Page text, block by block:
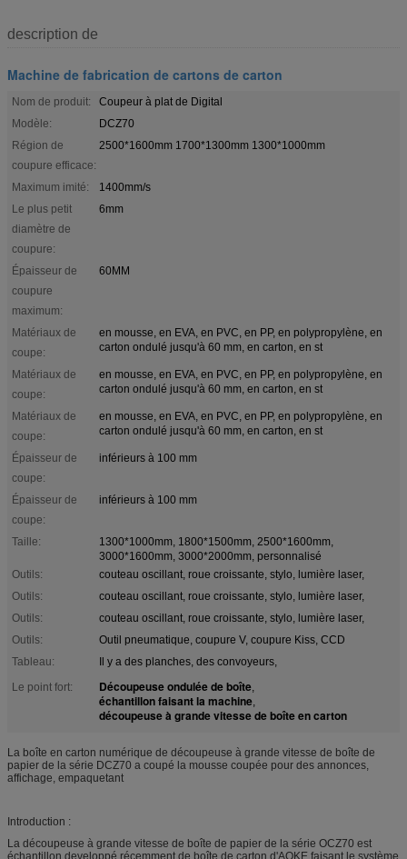
description de
Machine de fabrication de cartons de carton
Nom de produit:
Coupeur à plat de Digital
Modèle:
DCZ70
Région de
coupure efficace:
2500*1600mm 1700*1300mm 1300*1000mm
Maximum imité:
1400mm/s
Le plus petit
diamètre de
coupure:
6mm
Épaisseur de
coupure
maximum:
60MM
Matériaux de
coupe:
en mousse, en EVA, en PVC, en PP, en polypropylène, en
carton ondulé jusqu'à 60 mm, en carton, en st
Matériaux de
coupe:
en mousse, en EVA, en PVC, en PP, en polypropylène, en
carton ondulé jusqu'à 60 mm, en carton, en st
Matériaux de
coupe:
en mousse, en EVA, en PVC, en PP, en polypropylène, en
carton ondulé jusqu'à 60 mm, en carton, en st
Épaisseur de
coupe:
inférieurs à 100 mm
Épaisseur de
coupe:
inférieurs à 100 mm
Taille:
1300*1000mm, 1800*1500mm, 2500*1600mm,
3000*1600mm, 3000*2000mm, personnalisé
Outils:
couteau oscillant, roue croissante, stylo, lumière laser,
Outils:
couteau oscillant, roue croissante, stylo, lumière laser,
Outils:
couteau oscillant, roue croissante, stylo, lumière laser,
Outils:
Outil pneumatique, coupure V, coupure Kiss, CCD
Tableau:
Il y a des planches, des convoyeurs,
Le point fort:
Découpeuse ondulée de boîte,
échantillon faisant la machine,
découpeuse à grande vitesse de boîte en carton
La boîte en carton numérique de découpeuse à grande vitesse de boîte de
papier de la série DCZ70 a coupé la mousse coupée pour des annonces,
affichage, empaquetant
Introduction :
La découpeuse à grande vitesse de boîte de papier de la série OCZ70 est
échantillon developpé récemment de boîte de carton d'AOKE faisant le système